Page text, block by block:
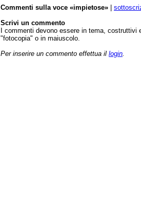
Commenti sulla voce «impietose» |
Scrivi un commento
I commenti devono essere in tema, costruttivi
"fotocopia" o in maiuscolo.
Per inserire un commento effettua il login